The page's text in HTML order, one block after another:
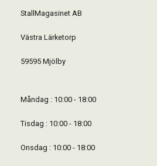
StallMagasinet AB
Västra Lärketorp
59595 Mjölby
Måndag : 10:00 - 18:00
Tisdag : 10:00 - 18:00
Onsdag : 10:00 - 18:00